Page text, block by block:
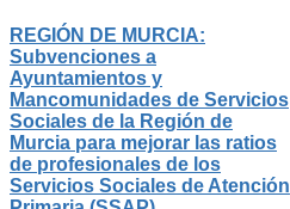
REGIÓN DE MURCIA:
Subvenciones a
Ayuntamientos y
Mancomunidades de Servicios
Sociales de la Región de
Murcia para mejorar las ratios
de profesionales de los
Servicios Sociales de Atención